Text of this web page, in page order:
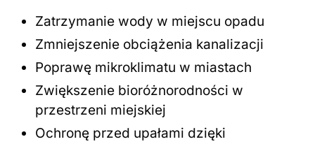
Zatrzymanie wody w miejscu opadu
Zmniejszenie obciążenia kanalizacji
Poprawę mikroklimatu w miastach
Zwiększenie bioróżnorodności w
przestrzeni miejskiej
Ochronę przed upałami dzięki